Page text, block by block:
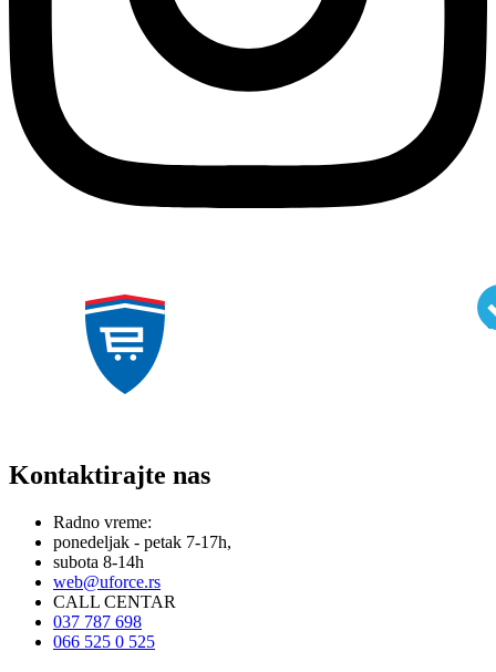
Kontaktirajte nas
Radno vreme:
ponedeljak - petak 7-17h,
subota 8-14h
web@uforce.rs
CALL CENTAR
037 787 698
066 525 0 525